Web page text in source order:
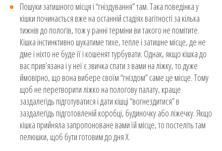
Пошуки затишного місця і “гніздування” там. Така поведінка у
кішки починається вже на останній стадіях вагітності за кілька
тижнів до пологів, тож у ранні терміни ви такого не помітите.
Кішка інстинктивно шукатиме тихе, тепле і затишне місце, де не
дме і ніхто не буде її і кошенят турбувати. Однак, якщо кішка до
вас прив’язана і у неї є звичка спати з вами на ліжку, то дуже
ймовірно, що вона вибере своїм “гніздом” саме це місце. Тому
щоб не перетворити ліжко на пологову палату, краще
заздалегідь підготуватися і дати кішці “вогнездитися” в
заздалегідь підготовленій коробці, будиночку або ліжечку. Якщо
кішка прийняла запропоноване вами їй місце, то постеліть там
пелюшки, щоб бути готовим до дня Х.